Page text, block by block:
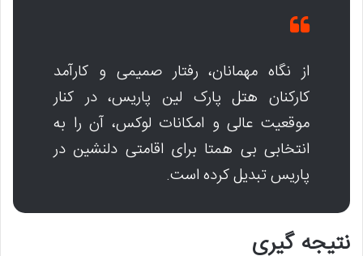
از نگاه مهمانان، رفتار صمیمی و کارآمد
کارکنان هتل پارک لین پاریس، در کنار
موقعیت عالی و امکانات لوکس، آن را به
انتخابی بی همتا برای اقامتی دلنشین در
پاریس تبدیل کرده است.
نتیجه گیری